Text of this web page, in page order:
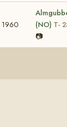
1960
(NO) T-
📷